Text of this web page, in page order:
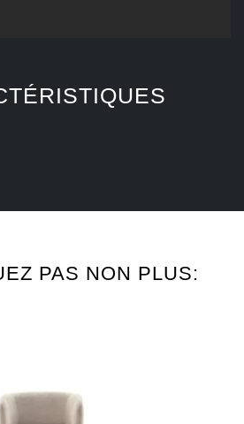
PAS NON PLUS: